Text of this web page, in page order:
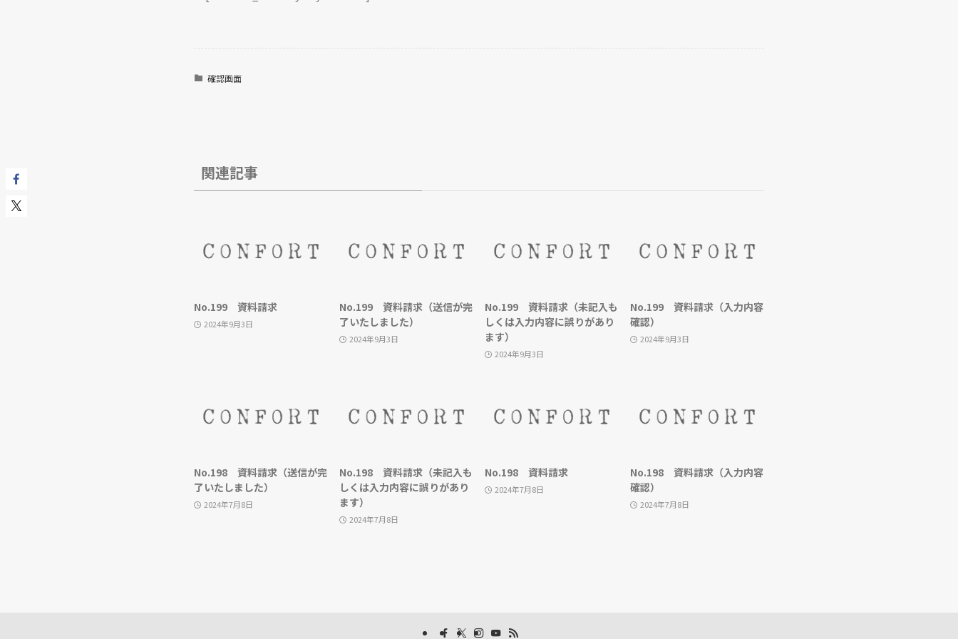
確認画面
関連記事
No.199 資料請求
2024年9月3日
No.199 資料請求（送信が完
了いたしました）
2024年9月3日
No.199 資料請求（未記入も
しくは入力内容に誤りがあり
ます）
2024年9月3日
No.199 資料請求（入力内容
確認）
2024年9月3日
No.198 資料請求（送信が完
了いたしました）
2024年7月8日
No.198 資料請求（未記入も
しくは入力内容に誤りがあり
ます）
2024年7月8日
No.198 資料請求
2024年7月8日
No.198 資料請求（入力内容
確認）
2024年7月8日